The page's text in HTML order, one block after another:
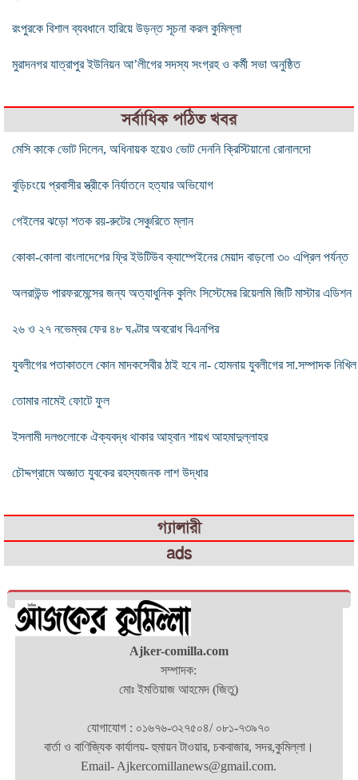
রংপুরকে বিশাল ব্যবধানে হারিয়ে উড়ন্ত সূচনা করল কুমিল্লা
মুরাদনগর যাত্রাপুর ইউনিয়ন আ’লীগের সদস্য সংগ্রহ ও কর্মী সভা অনুষ্ঠিত
সর্বাধিক পঠিত খবর
মেসি কাকে ভোট দিলেন, অধিনায়ক হয়েও ভোট দেননি ক্রিস্টিয়ানো রোনালদো
বুড়িচংয়ে প্রবাসীর স্ত্রীকে নির্যাতনে হত্যার অভিযোগ
গেইলের ঝড়ো শতক রয়-রুটের সেঞ্চুরিতে ম্লান
কোকা-কোলা বাংলাদেশের ফ্রি ইউটিউব ক্যাম্পেইনের মেয়াদ বাড়লো ৩০ এপ্রিল পর্যন্ত
অলরাউন্ড পারফরমেন্সের জন্য অত্যাধুনিক কুলিং সিস্টেমের রিয়েলমি জিটি মাস্টার এডিশন
২৬ ও ২৭ নভেম্বর ফের ৪৮ ঘণ্টার অবরোধ বিএনপির
যুবলীগের পতাকাতলে কোন মাদকসেবীর ঠাই হবে না- হোমনায় যুবলীগের সা.সম্পাদক নিখিল
তোমার নামেই ফোটে ফুল
ইসলামী দলগুলোকে ঐক্যবদ্ধ থাকার আহ্বান শায়খ আহমাদুল্লাহর
চৌদ্দগ্রামে অজ্ঞাত যুবকের রহস্যজনক লাশ উদ্ধার
গ্যালারী
ads
Ajker-comilla.com
সম্পাদক:
মোঃ ইমতিয়াজ আহমেদ (জিতু)
যোগাযোগ : ০১৬৭৬-৩২৭৫০৪/ ০৮১-৭৩৯৭০
বার্তা ও বাণিজ্যিক কার্যালয়- হুমায়ন টাওয়ার, চকবাজার, সদর,কুমিল্লা।
Email- Ajkercomillanews@gmail.com.